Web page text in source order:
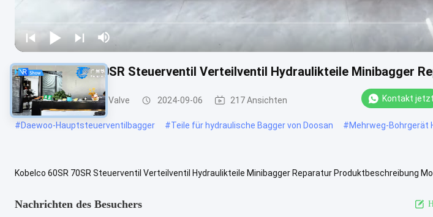
Kobelco 60SR 70SR Steuerventil Verteilventil Hydraulikteile Minibagger
Bagger Main Control Valve 2024-09-06 217 Ansichten Kontakt jetzt
#Daewoo-Hauptsteuerventilbagger #Teile für hydraulische Bagger von Doosan #Mehrweg-Bohrgerät
Kobelco 60SR 70SR Steuerventil Verteilventil Hydraulikteile Minibagger Reparatur Produktbeschreibung
Nachrichten des Besuchers